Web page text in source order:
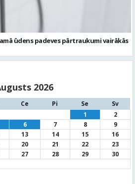
ūdens padeves pārtraukumi vairākās
2026
Ce Pi Se
Sv
1
2
6 7 8
9
13 14 15
16
20 21 22
23
27 28 29
30